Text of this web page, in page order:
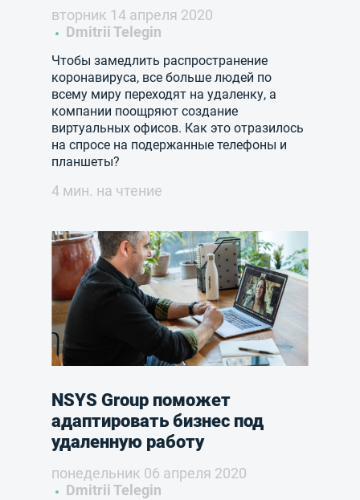
вторник 14 апреля 2020
Dmitrii Telegin
Чтобы замедлить распространение
коронавируса, все больше людей по
всему миру переходят на удаленку, а
компании поощряют создание
виртуальных офисов. Как это отразилось
на спросе на подержанные телефоны и
планшеты?
4 мин. на чтение
NSYS Group поможет
адаптировать бизнес под
удаленную работу
понедельник 06 апреля 2020
Dmitrii Telegin